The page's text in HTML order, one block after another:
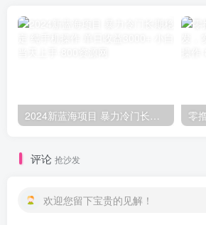
评论 抢沙发
欢迎您留下宝贵的见解！